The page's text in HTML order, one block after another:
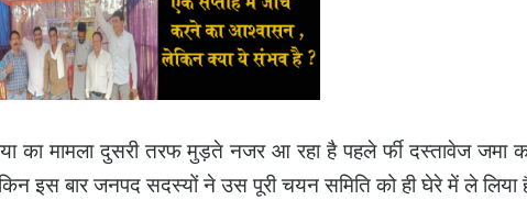
का मामला दुसरी तरफ मुड़ते नजर आ रहा है पहले र्फी दस्तावेज जमा
लेकिन इस बार जनपद सदस्यों ने उस पूरी चयन समिति को ही घेरे में ले